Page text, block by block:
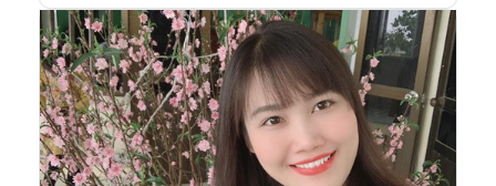
Hợp Tác Cùng AZPET
CHÍNH SÁCH MUA HÀNG
Chính Sách Bảo Hành
Giao Nhận, Thanh toán
Chính Sách Bảo Mật